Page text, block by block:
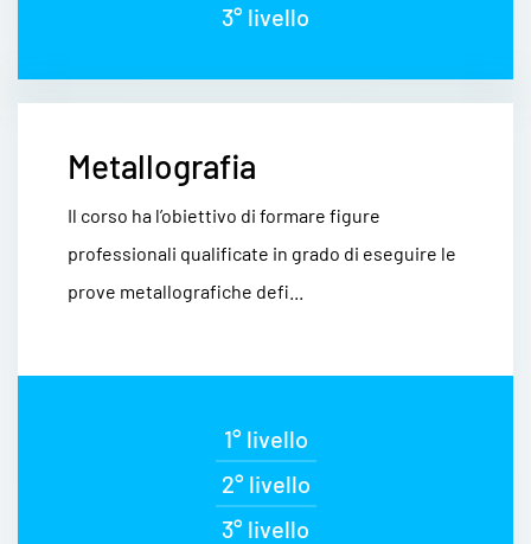
3° livello
Metallografia
Il corso ha l’obiettivo di formare figure
professionali qualificate in grado di eseguire le
prove metallografiche defi...
1° livello
2° livello
3° livello